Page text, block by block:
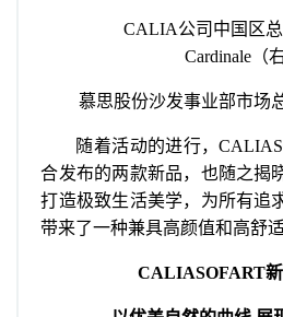
CALIA公司中国区总
Cardinale（右
慕思股份沙发事业部市场
随着活动的进行，
合发布的两款新品，也随之揭
打造极致生活美学，为所有追
带来了一种兼具高颜值和高舒
CALIASOFART